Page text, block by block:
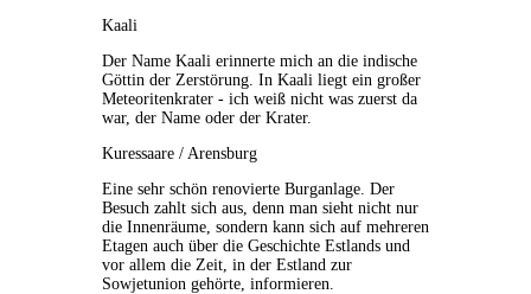
Kaali
Der Name Kaali erinnerte mich an die indische
Göttin der Zerstörung. In Kaali liegt ein großer
Meteoritenkrater - ich weiß nicht was zuerst da
war, der Name oder der Krater.
Kuressaare / Arensburg
Eine sehr schön renovierte Burganlage. Der
Besuch zahlt sich aus, denn man sieht nicht nur
die Innenräume, sondern kann sich auf mehreren
Etagen auch über die Geschichte Estlands und
vor allem die Zeit, in der Estland zur
Sowjetunion gehörte, informieren.